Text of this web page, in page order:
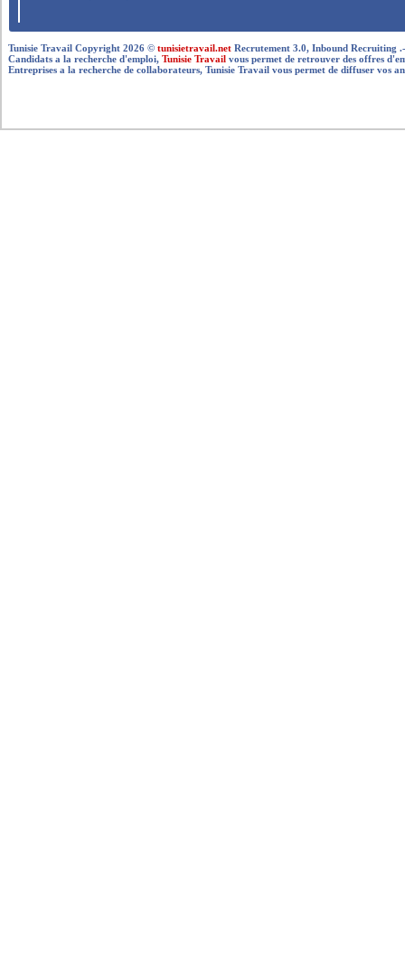
Tunisie Travail Copyright 2026 ©tunisietravail.net Recrutement 3.0, Inbound Recruiting
Candidats a la recherche d'emploi,Tunisie Travail vous permet de retrouver des offres
Entreprises a la recherche de collaborateurs, Tunisie Travail vous permet de diffuser vos